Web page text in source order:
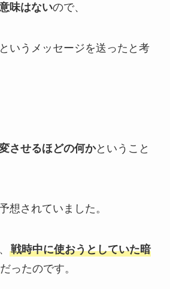
味はないので、
いうメッセージを送ったと考
させるほどの何かということ
想されていました。
戦時中に使おうとしていた暗
だったのです。